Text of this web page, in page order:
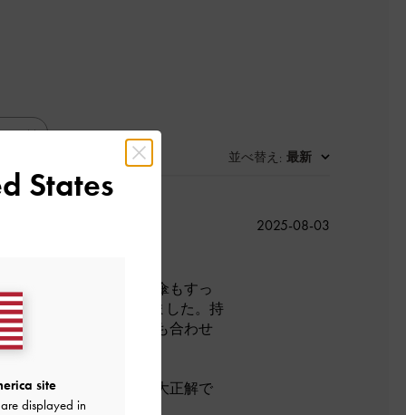
並べ替え : 最新
かったです
需品である折り畳み日傘もすっ
こちらのバッグに入りました。持
ンのため色々な洋服にも合わせ
思いこちらを購入して大正解で
公
2025-08-03
States
site
displayed in